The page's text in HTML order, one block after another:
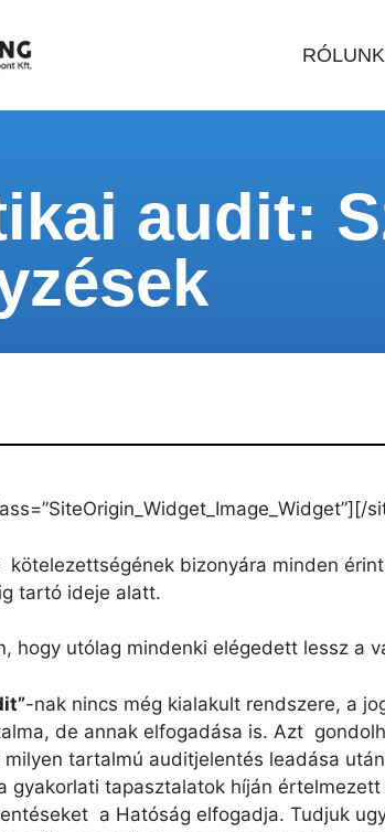
RÓLUNK
audit:
[/
kötelezettségének bizonyára minden
tartó ideje alatt.
hogy utólag mindenki elégedett lessz a
-nak nincs még kialakult rendszere, a
de annak elfogadása is. Azt
tartalmú auditjelentés leadása
gyakorlati tapasztalatok híján
a Hatóság elfogadja. Tudjuk